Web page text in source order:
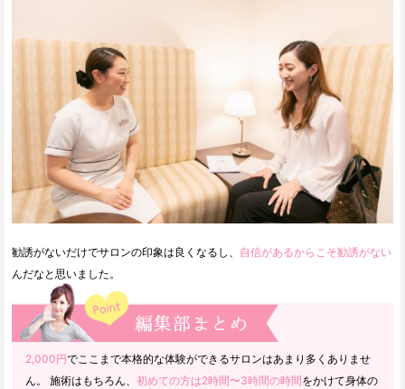
勧誘がないだけでサロンの印象は良くなるし、 自信があるからこそ勧誘がない
んだなと思いました。
2,000円でここまで本格的な体験ができるサロンはあまり多くありませ
ん。 施術はもちろん、 初めての方は2時間〜3時間の時間をかけて身体の